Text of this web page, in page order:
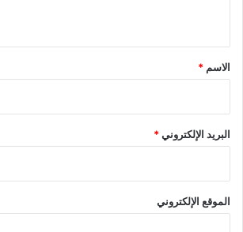
*
الاسم *
البريد الإلكتروني*
الموقع الإلكتروني